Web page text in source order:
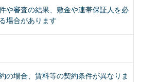
や審査の結果、敷金や連帯保証人を必
場合があります
の場合、賃料等の契約条件が異なりま